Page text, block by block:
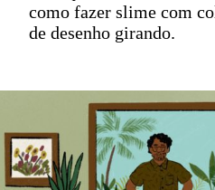
como fazer slime com
de desenho girando.